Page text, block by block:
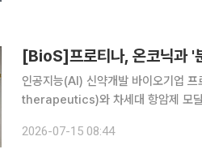
[BioS]프로티나, 온코닉과 '
인공지능(AI) 신약개발 바이오기업
therapeutics)와 차세대 항암제 모
에 속하는 분자접착제(molecular
2026-07-15 08:44